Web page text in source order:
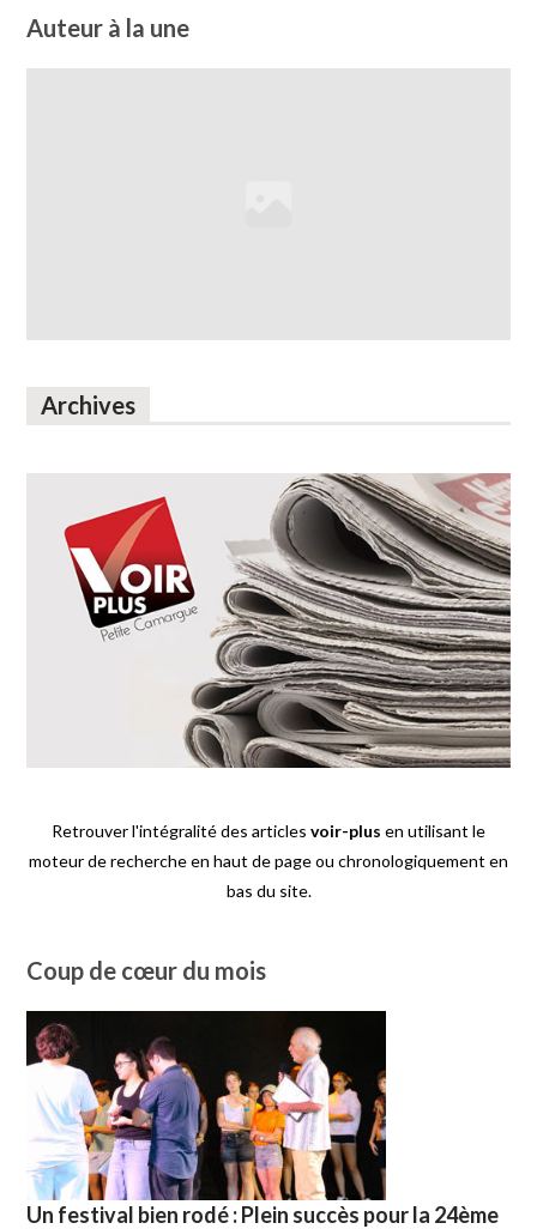
Auteur à la une
Archives
Retrouver l'intégralité des articles voir-plus en utilisant le
moteur de recherche en haut de page ou chronologiquement en
bas du site.
Coup de cœur du mois
Un festival bien rodé : Plein succès pour la 24ème